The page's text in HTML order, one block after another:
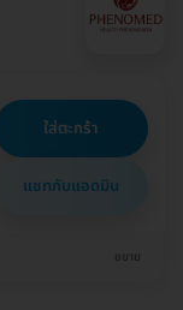
ใส่ตะกร้า
แชทกับแอดมิน
ขยาย